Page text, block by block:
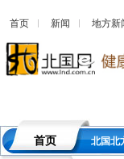
首页 新闻 地方新
首页 北国北